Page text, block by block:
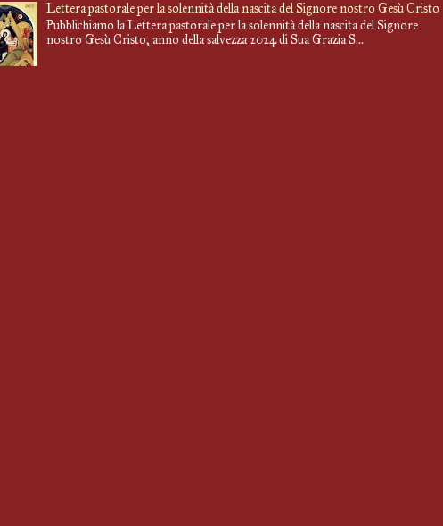
Lettera pastorale per la solennità della nascita del Signore nostro Gesù Cristo
Pubblichiamo la Lettera pastorale per la solennità della nascita del Signore
nostro Gesù Cristo, anno della salvezza 2024 di Sua Grazia S...